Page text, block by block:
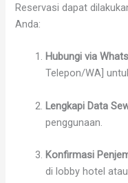
Reservasi dapat
Anda:
Hubungi via
Telepon/WA]
Lengkapi Data
penggunaan.
Konfirmasi
di lobby hotel